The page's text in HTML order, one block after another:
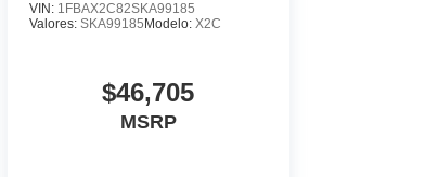
VIN: 1FBAX2C82SKA99185
Valores: SKA99185 Modelo: X2C
$46,705
MSRP